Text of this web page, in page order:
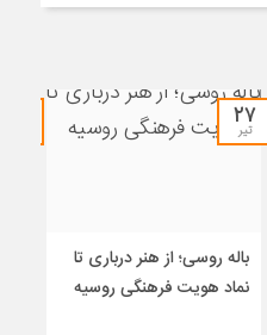
۲۷
تیر
باله روسی؛ از هنر درباری تا
نماد هویت فرهنگی روسیه